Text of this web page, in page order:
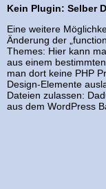
Kein Plugin: Selber
Eine weitere
Änderung der
Themes: Hier kann
aus einem
man dort keine PHP
Design-Elemente
Dateien zulassen:
aus dem WordPress